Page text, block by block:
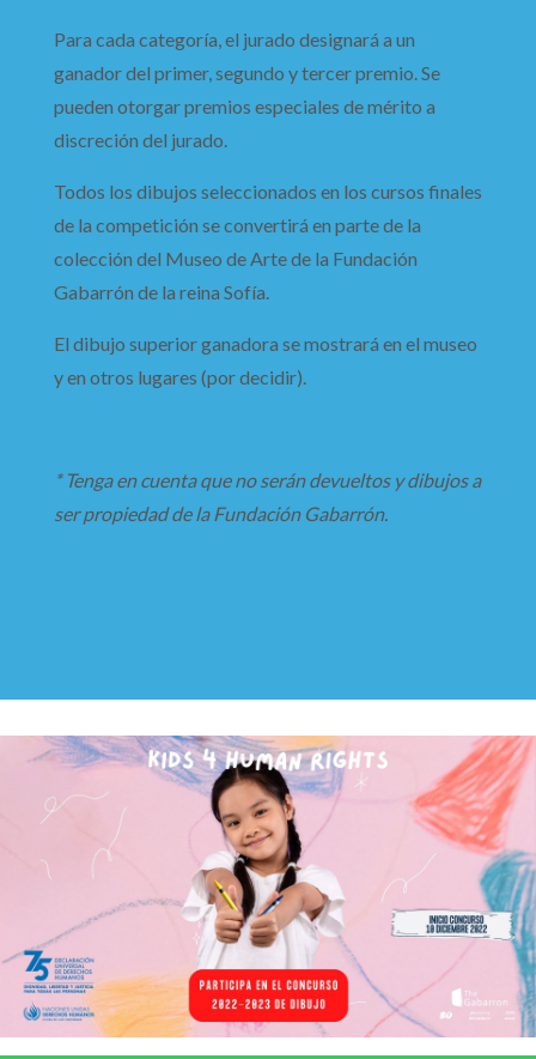
Para cada categoría, el jurado designará a un
ganador del primer, segundo y tercer premio. Se
pueden otorgar premios especiales de mérito a
discreción del jurado.
Todos los dibujos seleccionados en los cursos finales
de la competición se convertirá en parte de la
colección del Museo de Arte de la Fundación
Gabarrón de la reina Sofía.
El dibujo superior ganadora se mostrará en el museo
y en otros lugares (por decidir).
* Tenga en cuenta que no serán devueltos y dibujos a
ser propiedad de la Fundación Gabarrón.